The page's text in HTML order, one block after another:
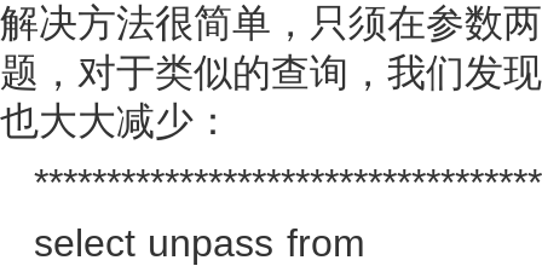
解决方法很简单，只须在参数
题，对于类似的查询，我们发现
也大大减少：
select unpass from